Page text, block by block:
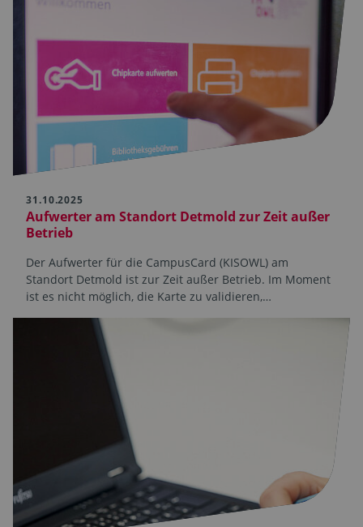
31.10.2025
Aufwerter am Standort Detmold zur Zeit außer
Betrieb
Der Aufwerter für die CampusCard (KISOWL) am
Standort Detmold ist zur Zeit außer Betrieb. Im Moment
ist es nicht möglich, die Karte zu validieren,…